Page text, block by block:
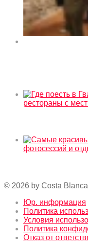
© 2026 by Costa
Юр. информация
Политика
Условия
Политика
Отказ от